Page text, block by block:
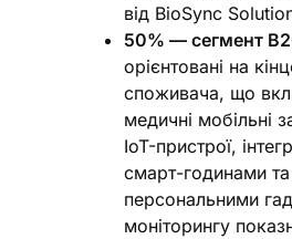
від BioSync
50% — сегмент
орієнтовані на
споживача, що
медичні мобільні
IoT-пристрої,
смарт-годинами та
персональними
моніторингу